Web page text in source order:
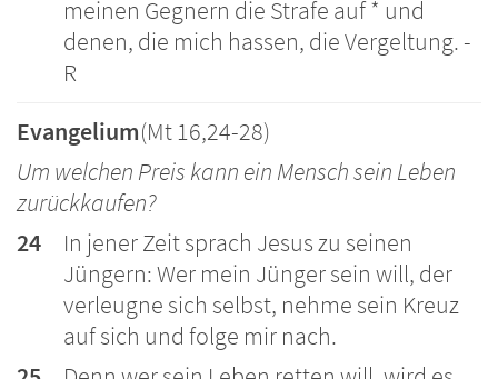
meinen Gegnern die Strafe auf * und
denen, die mich hassen, die Vergeltung. -
R
Evangelium(Mt 16,24-28)
Um welchen Preis kann ein Mensch sein Leben
zurückkaufen?
24
In jener Zeit sprach Jesus zu seinen
Jüngern: Wer mein Jünger sein will, der
verleugne sich selbst, nehme sein Kreuz
auf sich und folge mir nach.